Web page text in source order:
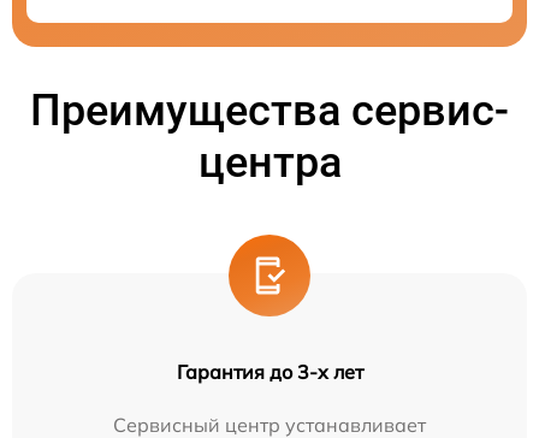
Преимущества сервис-
центра
Гарантия до 3-х лет
Сервисный центр устанавливает